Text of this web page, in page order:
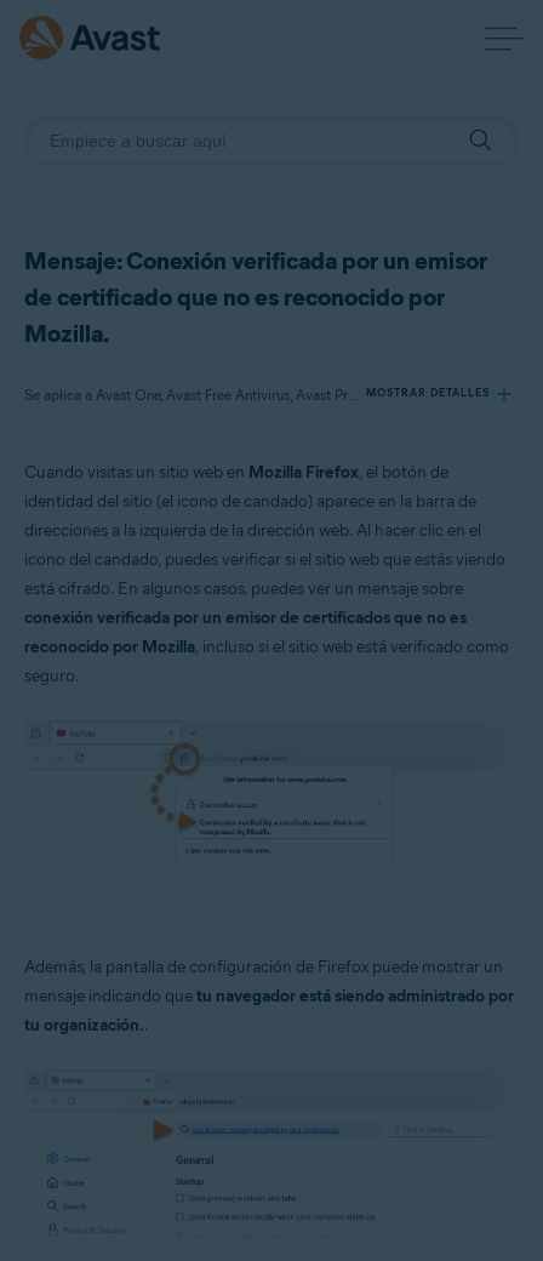
Mensaje: Conexión verificada por un emisor
de certificado que no es reconocido por
Mozilla.
Se aplica a Avast One, Avast Free Antivirus, Avast Premium Security MOSTRAR DETALLES
Avast Free Antivirus
Avast Premium Security
Sistemas operativos:
Windows
Cuando visitas un sitio web en Mozilla Firefox, el botón de
identidad del sitio (el icono de candado) aparece en la barra de
direcciones a la izquierda de la dirección web. Al hacer clic en el
icono del candado, puedes verificar si el sitio web que estás viendo
está cifrado. En algunos casos, puedes ver un mensaje sobre
conexión verificada por un emisor de certificados que no es
reconocido por Mozilla, incluso si el sitio web está verificado como
seguro.
Además, la pantalla de configuración de Firefox puede mostrar un
mensaje indicando quetu navegador está siendo administrado por
tu organización..